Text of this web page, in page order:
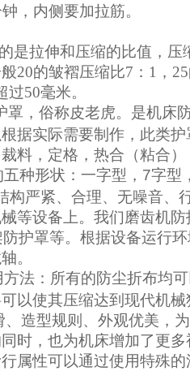
，内侧要加拉筋。
是拉伸和压缩的比值，
20的皱褶压缩比7：1，
50毫米。
罩，俗称皮老虎。是机床
据实际需要制作，此类
料，定格，热合（粘合
五种形状：一字型，7字型
构严紧、合理、无噪音、
等设备上。我们磨齿机
防护罩等。根据设备运行环
。
方法：所有的防尘折布均
以使其压缩达到现代机
、造型规则、外观优美，
时，也为机床增加了更
属性可以通过使用特殊